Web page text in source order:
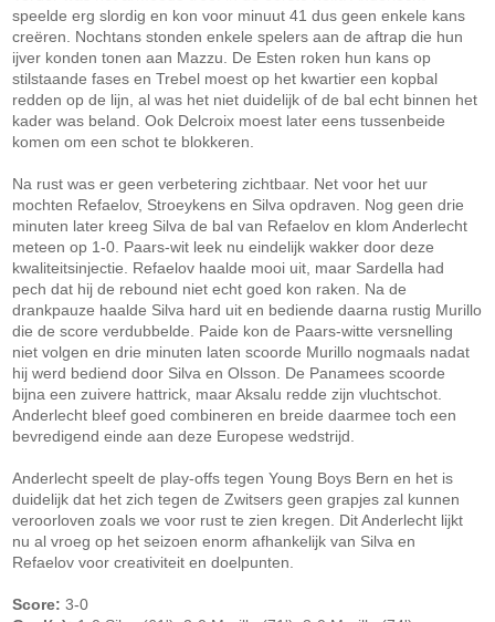
speelde erg slordig en kon voor minuut 41 dus geen enkele kans
creëren. Nochtans stonden enkele spelers aan de aftrap die hun
ijver konden tonen aan Mazzu. De Esten roken hun kans op
stilstaande fases en Trebel moest op het kwartier een kopbal
redden op de lijn, al was het niet duidelijk of de bal echt binnen het
kader was beland. Ook Delcroix moest later eens tussenbeide
komen om een schot te blokkeren.
Na rust was er geen verbetering zichtbaar. Net voor het uur
mochten Refaelov, Stroeykens en Silva opdraven. Nog geen drie
minuten later kreeg Silva de bal van Refaelov en klom Anderlecht
meteen op 1-0. Paars-wit leek nu eindelijk wakker door deze
kwaliteitsinjectie. Refaelov haalde mooi uit, maar Sardella had
pech dat hij de rebound niet echt goed kon raken. Na de
drankpauze haalde Silva hard uit en bediende daarna rustig Murillo
die de score verdubbelde. Paide kon de Paars-witte versnelling
niet volgen en drie minuten laten scoorde Murillo nogmaals nadat
hij werd bediend door Silva en Olsson. De Panamees scoorde
bijna een zuivere hattrick, maar Aksalu redde zijn vluchtschot.
Anderlecht bleef goed combineren en breide daarmee toch een
bevredigend einde aan deze Europese wedstrijd.
Anderlecht speelt de play-offs tegen Young Boys Bern en het is
duidelijk dat het zich tegen de Zwitsers geen grapjes zal kunnen
veroorloven zoals we voor rust te zien kregen. Dit Anderlecht lijkt
nu al vroeg op het seizoen enorm afhankelijk van Silva en
Refaelov voor creativiteit en doelpunten.
Score: 3-0